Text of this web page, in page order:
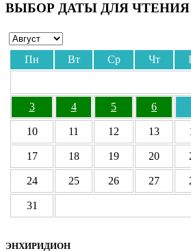
ВЫБОР ДАТЫ ДЛЯ ЧТЕНИЯ
Пн Вт Ср Чт
3 4 5 6
10 11 12 13
17 18 19 20
24 25 26 27
31
ЭНХИРИДИОН